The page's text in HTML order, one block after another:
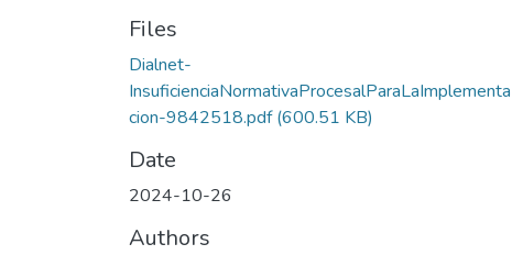
Files
Dialnet-
InsuficienciaNormativaProcesalParaLaImplementa
cion-9842518.pdf(600.51 KB)
Date
2024-10-26
Authors